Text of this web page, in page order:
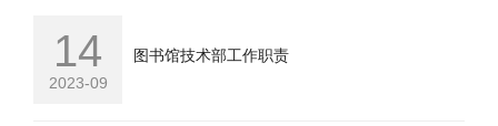
14
2023-09
图书馆技术部工作职责